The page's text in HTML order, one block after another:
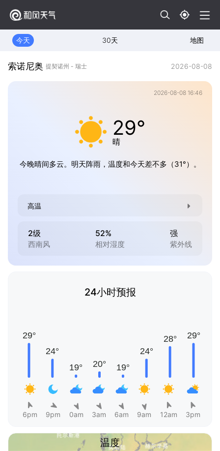
今天 30天 地图
索诺尼奥 提契诺州 - 瑞士 2026-08-08
2026-08-08 16:46
29°
晴
今晚晴间多云。明天阵雨，温度和今天差不多（31°）。
高温
2级
西南风
52%
相对湿度
强
紫外线
24小时预报
6pm 9pm 0am 3am 6am 9am 12am 3pm
温度